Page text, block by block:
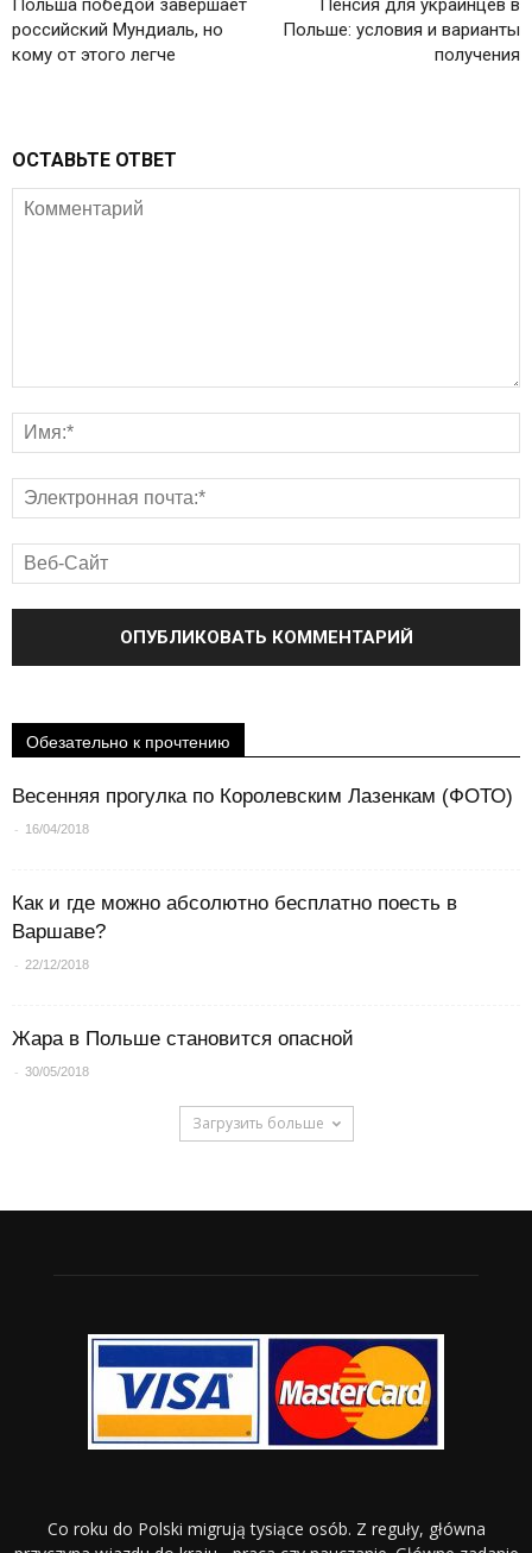
Польша победой завершает
российский Мундиаль, но
кому от этого легче
Пенсия для украинцев в
Польше: условия и варианты
получения
ОСТАВЬТЕ ОТВЕТ
Обезательно к прочтению
Весенняя прогулка по Королевским Лазенкам (ФОТО)
- 16/04/2018
Как и где можно абсолютно бесплатно поесть в
Варшаве?
- 22/12/2018
Жара в Польше становится опасной
- 30/05/2018
Загрузить больше
Co roku do Polski migrują tysiące osób. Z reguły, główna